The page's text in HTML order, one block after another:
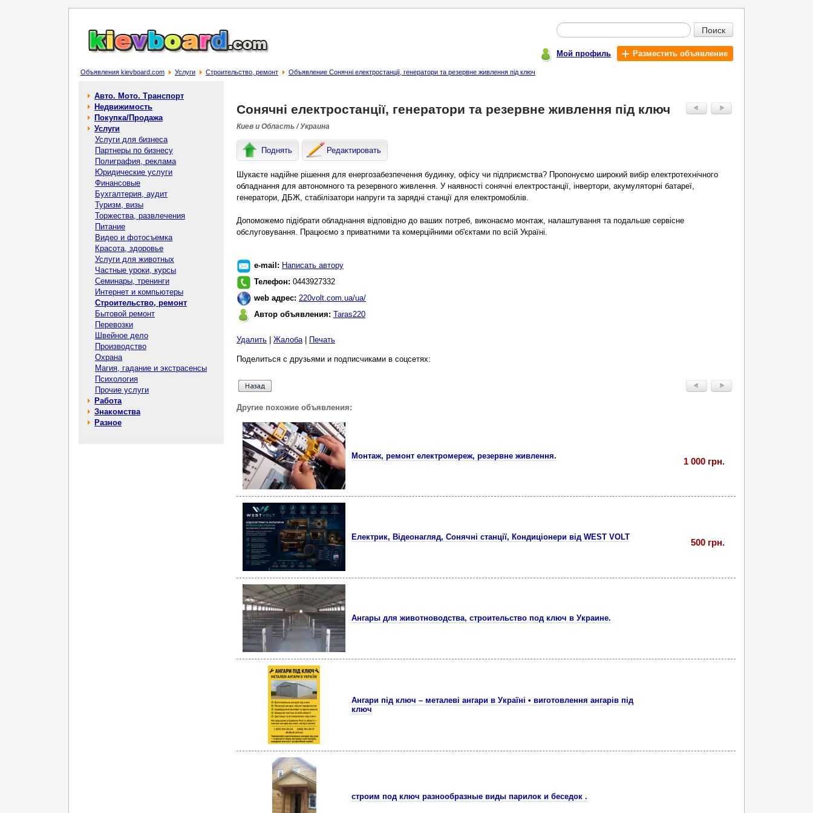
Поиск
Мой профиль Разместить объявление
Объявления kievboard.com Услуги Строительство, ремонт Объявление Сонячні електростанції, генератори та резервне живлення під ключ
Авто. Мото. Транспорт
Недвижимость
Покупка/Продажа
Услуги
Услуги для бизнеса
Партнеры по бизнесу
Полиграфия, реклама
Юридические услуги
Финансовые
Бухгалтерия, аудит
Туризм, визы
Торжества, развлечения
Питание
Видео и фотосъемка
Красота, здоровье
Услуги для животных
Частные уроки, курсы
Семинары, тренинги
Интернет и компьютеры
Строительство, ремонт
Бытовой ремонт
Перевозки
Швейное дело
Производство
Охрана
Магия, гадание и экстрасенсы
Психология
Прочие услуги
Работа
Знакомства
Разное
Сонячні електростанції, генератори та резервне живлення під ключ
Киев и Область / Украина
Поднять Редактировать
Шукаєте надійне рішення для енергозабезпечення будинку, офісу чи підприємства? Пропонуємо широкий вибір електротехнічного
обладнання для автономного та резервного живлення. У наявності сонячні електростанції, інвертори, акумуляторні батареї,
генератори, ДБЖ, стабілізатори напруги та зарядні станції для електромобілів.
Допоможемо підібрати обладнання відповідно до ваших потреб, виконаємо монтаж, налаштування та подальше сервісне
обслуговування. Працюємо з приватними та комерційними об'єктами по всій Україні.
e-mail: Написать автору
Телефон: 0443927332
web адрес: 220volt.com.ua/ua/
Автор объявления: Taras220
Удалить Жалоба| Печать
Поделиться с друзьями и подписчиками в соцсетях:
Другие похожие объявления:
Монтаж, ремонт електромереж, резервне живлення.
1 000 грн.
Електрик, Відеонагляд, Сонячні станції, Кондиціонери від WEST VOLT
500 грн.
Ангары для животноводства, строительство под ключ в Украине.
Ангари під ключ – металеві ангари в Україні • виготовлення ангарів під
ключ
строим под ключ разнообразные виды парилок и беседок .